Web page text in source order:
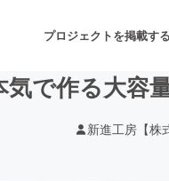
プロジェクトを掲載す
気で作る大
新進工房【株